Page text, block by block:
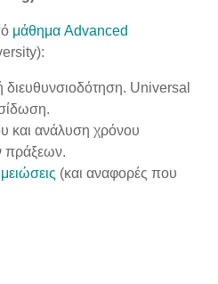
μάθημα Advanced
διευθυνσιοδότηση. Universal
και ανάλυση χρόνου
πράξεων.
(και αναφορές που